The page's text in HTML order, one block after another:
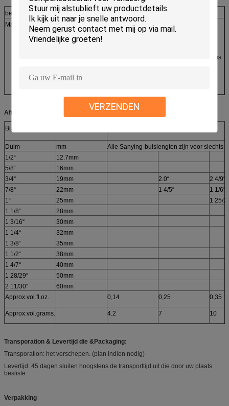
VERZENDEN
bezit
Detail
Materiaal
1.PBL: Plastic barrière gelamineerde buis (EVOH als
barrière)
2.ABL: Aluminiumbarrière gelamineerde buis (AL folie als
3.CAL: Met een laag bedekte Alunimium gelamineerde buis
4.CAL+: Met een laag bedekte Alunimium gelamineerde
tube+
Afmeting en Capaciteit voor Verwijzing
Buisdiameter
Duim mm
Alle Sanying-buislengten zijn voor slechts
1/2“
12.7mm
5/8“
16mm
3/4“
19mm 2.0“
2 4/9“
7/8“
22mm 1 4/5“
1 1/6“
1“
25mm
1 25/
1 1/8“
28mm
1 3/16“
30mm
1 1/4“
32mm
1 3/8“
35mm
1 1/2“
38mm
1 4/7“
40mm
1 28/29“
50mm
2 11/30“
60mm
Approx.vol.fl.oz.
0,14 0,25 0,35
Approx.vol.grams. 4.2 7 10
Transporation & Levertijd die &Packaging:
Transporation: het verschepen. (plan indien nodig)
Levertijd: 45 dagen sluiten hoogstens de transporttijd uit die door uw plaats
besliste
Verpakking